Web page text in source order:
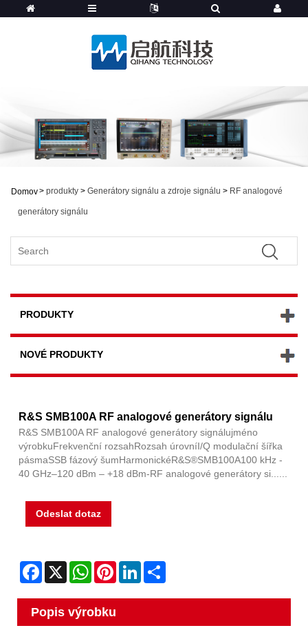
Domov> produkty > Generátory signálu a zdroje signálu > RF analogové
generátory signálu
PRODUKTY
NOVÉ PRODUKTY
R&S SMB100A RF analogové generátory signálu
R&S SMB100A RF analogové generátory signálujméno
výrobkuFrekvenční rozsahRozsah úrovníI/Q modulační šířka
pásmaSSB fázový šumHarmonickéR&S®SMB100A100 kHz -
40 GHz–120 dBm – +18 dBm-RF analogové generátory si......
Odeslat dotaz
Facebook
X WhatsAppPinterestLinkedIn
Popis výrobku